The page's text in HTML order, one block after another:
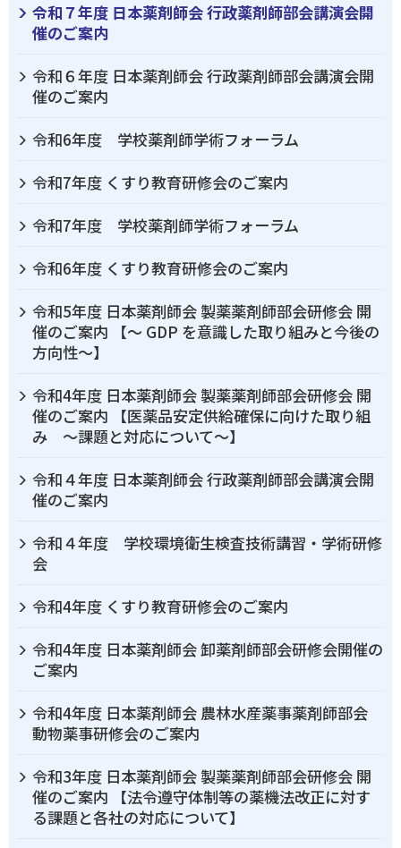
令和７年度 日本薬剤師会 行政薬剤師部会講演会開
催のご案内
令和６年度 日本薬剤師会 行政薬剤師部会講演会開
催のご案内
令和6年度 学校薬剤師学術フォーラム
令和7年度 くすり教育研修会のご案内
令和7年度 学校薬剤師学術フォーラム
令和6年度 くすり教育研修会のご案内
令和5年度 日本薬剤師会 製薬薬剤師部会研修会 開
催のご案内 【～ GDP を意識した取り組みと今後の
方向性～】
令和4年度 日本薬剤師会 製薬薬剤師部会研修会 開
催のご案内 【医薬品安定供給確保に向けた取り組
み ～課題と対応について～】
令和４年度 日本薬剤師会 行政薬剤師部会講演会開
催のご案内
令和４年度 学校環境衛生検査技術講習・学術研修
会
令和4年度 くすり教育研修会のご案内
令和4年度 日本薬剤師会 卸薬剤師部会研修会開催の
ご案内
令和4年度 日本薬剤師会 農林水産薬事薬剤師部会
動物薬事研修会のご案内
令和3年度 日本薬剤師会 製薬薬剤師部会研修会 開
催のご案内 【法令遵守体制等の薬機法改正に対す
る課題と各社の対応について】